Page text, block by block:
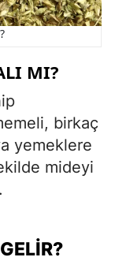
MI?
birkaç
yemeklere
mideyi